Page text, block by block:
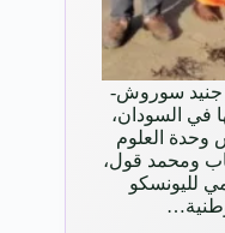
جنيد سوروش-
في السودان،
وحدة العلوم
ومحمد قول،
لليونسكو